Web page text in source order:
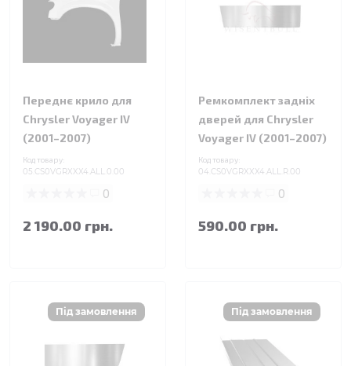
Переднє крило для
Chrysler Voyager IV
(2001–2007)
Код товару:
05.CS0VGRXXX4.ALL.0.00
0
2 190.00 грн.
Ремкомплект задніх
дверей для Chrysler
Voyager IV (2001–2007)
Код товару:
04.CS0VGRXXX4.ALL.R.00
0
590.00 грн.